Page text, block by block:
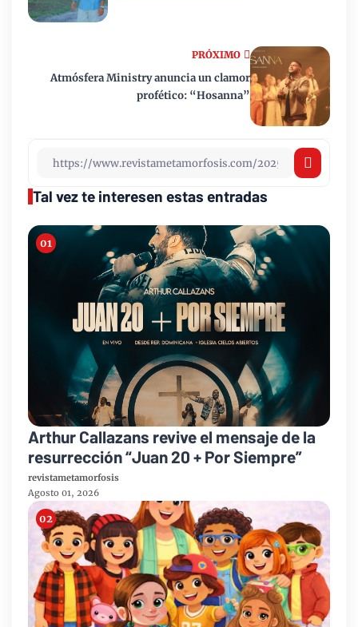
PRÓXIMO
Atmósfera Ministry anuncia un clamor
profético: “Hosanna”
Tal vez te interesen estas entradas
Arthur Callazans revive el mensaje de la
resurrección “Juan 20 + Por Siempre”
revistametamorfosis
Agosto 01, 2026